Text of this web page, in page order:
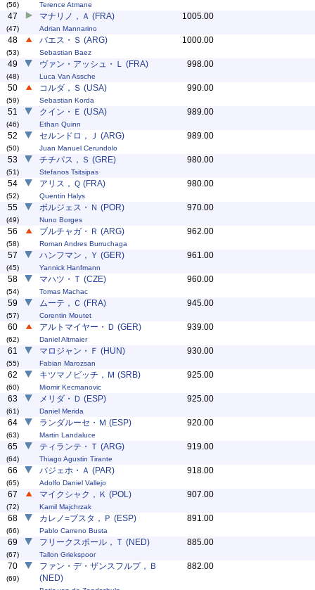
(56) Terence Atmane
47
(47)
マナリノ，Ａ (FRA)
Adrian Mannarino
1005.00
48
(53)
バエス・Ｓ (ARG)
Sebastian Baez
1000.00
49
(48)
ヴァン・アッシュ・Ｌ (FRA)
Luca Van Assche
998.00
50
(59)
コルダ，Ｓ (USA)
Sebastian Korda
990.00
51
(46)
クイン・Ｅ (USA)
Ethan Quinn
989.00
52
(50)
セルンドロ，Ｊ (ARG)
Juan Manuel Cerundolo
989.00
53
(51)
チチパス，Ｓ (GRE)
Stefanos Tsitsipas
980.00
54
(52)
アリス，Ｑ (FRA)
Quentin Halys
980.00
55
(49)
ボルジェス・Ｎ (POR)
Nuno Borges
970.00
56
(58)
ブルチャガ・Ｒ (ARG)
Roman Andres Burruchaga
962.00
57
(45)
ハンフマン，Ｙ (GER)
Yannick Hanfmann
961.00
58
(54)
マハツ・Ｔ (CZE)
Tomas Machac
960.00
59
(57)
ムーテ，Ｃ (FRA)
Corentin Moutet
945.00
60
(62)
アルトマイヤー・Ｄ (GER)
Daniel Altmaier
939.00
61
(55)
マロジャン・Ｆ (HUN)
Fabian Marozsan
930.00
62
(60)
キツマノビッチ，Ｍ (SRB)
Miomir Kecmanovic
925.00
63
(61)
メリダ・Ｄ (ESP)
Daniel Merida
925.00
64
(63)
ランダルーセ・Ｍ (ESP)
Martin Landaluce
920.00
65
(64)
ティランテ・Ｔ (ARG)
Thiago Agustin Tirante
919.00
66
(65)
バジェホ・Ａ (PAR)
Adolfo Daniel Vallejo
918.00
67
(72)
マイクシャク，Ｋ (POL)
Kamil Majchrzak
907.00
68
(66)
カレノ=ブスタ，Ｐ (ESP)
Pablo Carreno Busta
891.00
69
(67)
フリークスポール，Ｔ (NED)
Tallon Griekspoor
885.00
70
(69)
ファン・デ・ザンスフルプ，Ｂ
(NED)
882.00